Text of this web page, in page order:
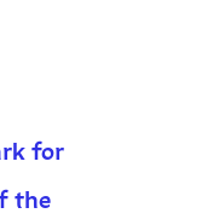
for
the